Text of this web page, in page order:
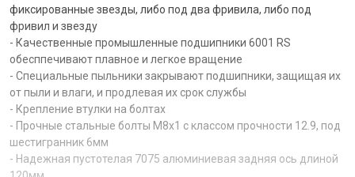
фиксированные звезды, либо под два фривила, либо под
фривил и звезду
- Качественные промышленные подшипники 6001 RS
обесппечивают плавное и легкое вращение
- Специальные пыльники закрывают подшипники, защищая их
от пыли и влаги, и продлевая их срок службы
- Крепление втулки на болтах
- Прочные стальные болты М8х1 с классом прочности 12.9, под
шестигранник 6мм
- Надежная пустотелая 7075 алюминиевая задняя ось длиной